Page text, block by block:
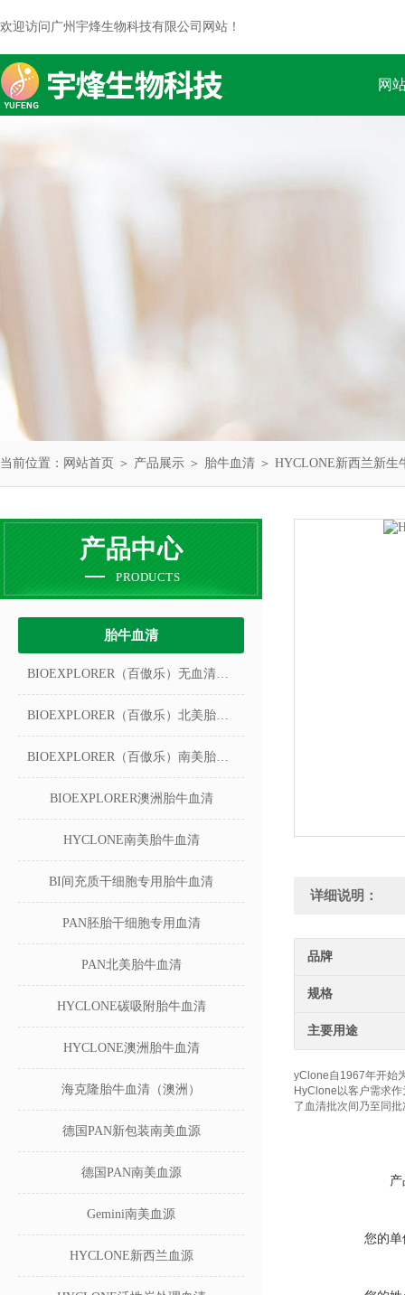
欢迎访问广州宇烽生物科技有限公司网站！
网
当前位置： 网站首页 ＞ 产品展示 ＞ 胎牛血清 ＞ HYCLONE新西兰新生
产品中心
PRODUCTS
胎牛血清
BIOEXPLORER（百傲乐）无血清冻存液
BIOEXPLORER（百傲乐）北美胎牛血清
BIOEXPLORER（百傲乐）南美胎牛血清
BIOEXPLORER澳洲胎牛血清
HYCLONE南美胎牛血清
BI间充质干细胞专用胎牛血清
PAN胚胎干细胞专用血清
PAN北美胎牛血清
HYCLONE碳吸附胎牛血清
HYCLONE澳洲胎牛血清
海克隆胎牛血清（澳洲）
德国PAN新包装南美血源
德国PAN南美血源
Gemini南美血源
HYCLONE新西兰血源
详细说明：
品牌
规格
主要用途
yClone自1967年开始
HyClone以客户需求
了血清批次间乃至同
您的单